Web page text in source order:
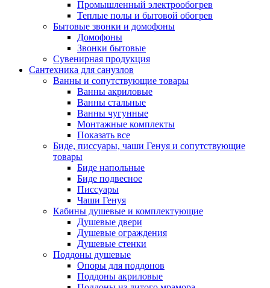
Промышленный электрообогрев
Теплые полы и бытовой обогрев
Бытовые звонки и домофоны
Домофоны
Звонки бытовые
Сувенирная продукция
Сантехника для санузлов
Ванны и сопутствующие товары
Ванны акриловые
Ванны стальные
Ванны чугунные
Монтажные комплекты
Показать все
Биде, писсуары, чаши Генуя и сопутствующие
товары
Биде напольные
Биде подвесное
Писсуары
Чаши Генуя
Кабины душевые и комплектующие
Душевые двери
Душевые ограждения
Душевые стенки
Поддоны душевые
Опоры для поддонов
Поддоны акриловые